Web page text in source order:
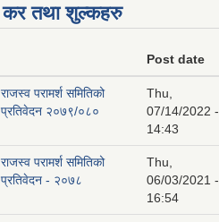
कर तथा शुल्कहरु
Post date
राजस्व परामर्श समितिको
प्रतिवेदन २०७९/०८०
Thu,
07/14/2022 -
14:43
राजस्व परामर्श समितिको
प्रतिवेदन - २०७८
Thu,
06/03/2021 -
16:54